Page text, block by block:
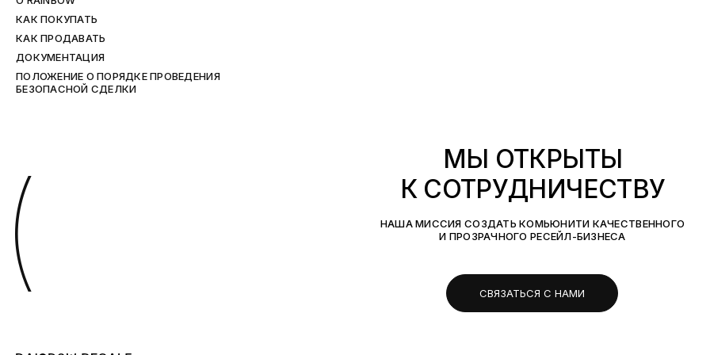
КАК ПОКУПАТЬ
КАК ПРОДАВАТЬ
ДОКУМЕНТАЦИЯ
ПОЛОЖЕНИЕ О ПОРЯДКЕ ПРОВЕДЕНИЯ
БЕЗОПАСНОЙ СДЕЛКИ
(
МЫ ОТКРЫТЫ
К СОТРУДНИЧЕСТВУ
НАША МИССИЯ СОЗДАТЬ КОМЬЮНИТИ КАЧЕСТВЕННОГО
И ПРОЗРАЧНОГО РЕСЕЙЛ-БИЗНЕСА
СВЯЗАТЬСЯ С НАМИ